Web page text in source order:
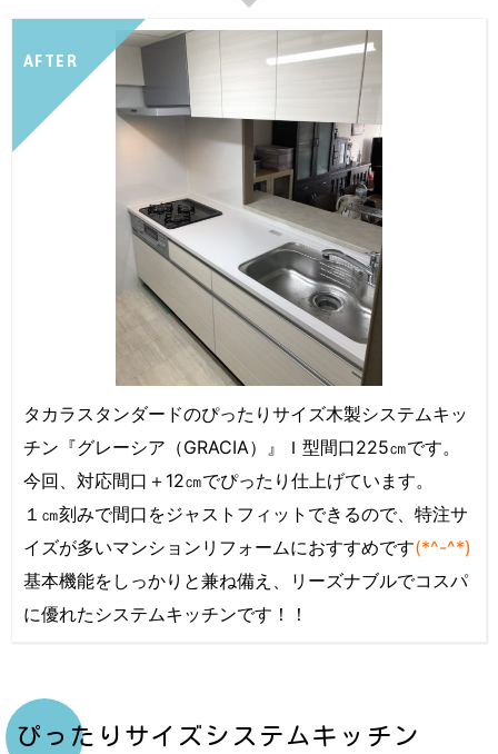
AFTER
タカラスタンダードのぴったりサイズ木製システムキッ
チン『グレーシア（GRACIA）』Ｉ型間口225㎝です。
今回、対応間口＋12㎝でぴったり仕上げています。
１㎝刻みで間口をジャストフィットできるので、特注サ
イズが多いマンションリフォームにおすすめです(*^-^*)
基本機能をしっかりと兼ね備え、リーズナブルでコスパ
に優れたシステムキッチンです！！
ぴったりサイズシステムキッチン